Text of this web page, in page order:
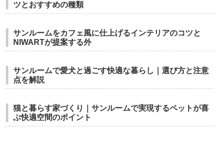
ツとおすすめの種類
サンルームをカフェ風に仕上げるインテリアのコツと
NIWARTが提案する外
サンルームで愛犬と過ごす快適な暮らし｜選び方と注意
点を解説
猫と暮らす家づくり｜サンルームで実現するペットが喜
ぶ快適空間のポイント